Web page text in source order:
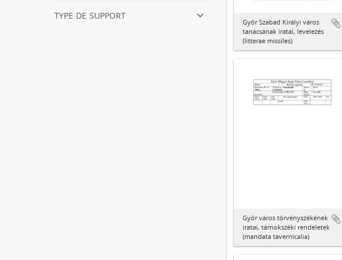
type de support
Győr Szabad Királyi város
tanácsának iratai, levelezés
(litterae missiles)
Győr város törvényszékének
iratai, tárnokszéki rendeletek
(mandata tavernicalia)